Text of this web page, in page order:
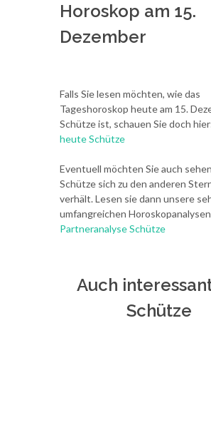
Horoskop am 15.
Dezember
Falls Sie lesen möchten, wie das
Tageshoroskop heute am 15.
Schütze ist, schauen Sie doch
heute Schütze
Eventuell möchten Sie auch
Schütze sich zu den anderen
verhält. Lesen sie dann unsere
umfangreichen
Partneranalyse Schütze
Auch
Schütze